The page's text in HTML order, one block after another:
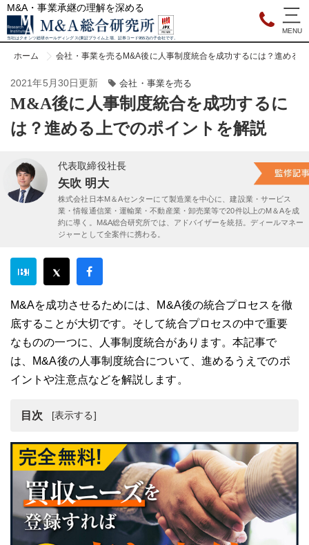
M&A・事業承継の理解を深める
当社はクオンツ総研ホールディングス(東証プライム上場、証券コード9552)の子会社です。
ホーム 会社・事業を売る M&A後に人事制度統合を成功するには？進める
2021年5月30日更新 会社・事業を売る
M&A後に人事制度統合を成功するに
は？進める上でのポイントを解説
代表取締役社長
矢吹 明大
株式会社日本M＆Aセンターにて製造業を中心に、建設業・サービス
業・情報通信業・運輸業・不動産業・卸売業等で20件以上のM＆Aを成
約に導く。M&A総合研究所では、アドバイザーを統括。ディールマネー
ジャーとして全案件に携わる。
M&Aを成功させるためには、M&A後の統合プロセスを徹
底することが大切です。そして統合プロセスの中で重要
なものの一つに、人事制度統合があります。本記事で
は、M&A後の人事制度統合について、進めるうえでのポ
イントや注意点などを解説します。
目次
M&A後の人事制度統合とは
M&A後に人事制度統合を成功するには？
M&A後に人事制度統合を成功させる進め方
M&A後に人事制度統合を成功させるポイント